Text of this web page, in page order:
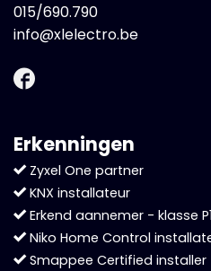
015/690.790
info@xlelectro.be
Erkenningen
Zyxel One partner
KNX installateur
Erkend aannemer - klasse P1
Niko Home Control
Smappee Certified installer